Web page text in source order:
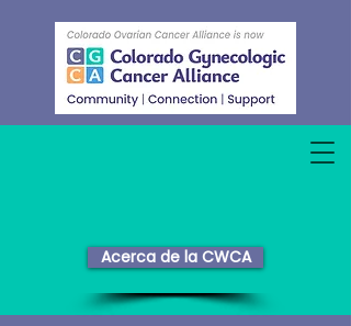
Acerca de la CWCA